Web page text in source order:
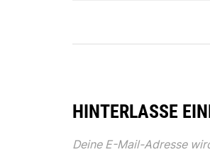
HINTERLASSE
Deine E-Mail-Adresse